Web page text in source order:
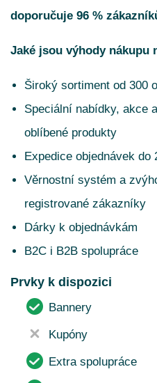
doporučuje 96 %
Jaké jsou výhody nákupu
Široký sortiment od 300
Speciální nabídky, akce
oblíbené produkty
Expedice objednávek do
Věrnostní systém a
registrované zákazníky
Dárky k objednávkám
B2C i B2B spolupráce
Prvky k dispozici
Bannery
Kupóny
Extra spolupráce